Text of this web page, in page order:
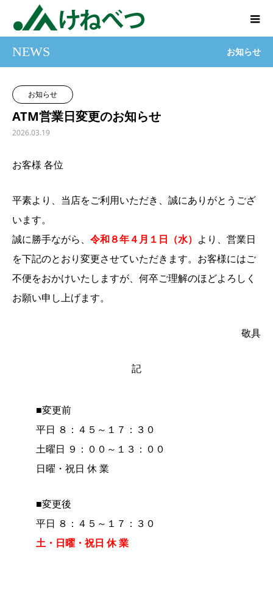
NEWS お知らせ
お知らせ
ATM営業日変更のお知らせ
2026.03.19
お客様 各位
平素より、当店をご利用いただき、誠にありがとうござ
います。
誠に勝手ながら、 令和８年４月１日（水） より、営業日
を下記のとおり変更させていただきます。お客様にはご
不便をおかけいたしますが、何卒ご理解のほどよろしく
お願い申し上げます。
敬具
記
■変更前
平日 ８：４５～１７：３０
土曜日 ９：００～１３：００
日曜・祝日 休 業
■変更後
平日 ８：４５～１７：３０
土・日曜・祝日 休 業